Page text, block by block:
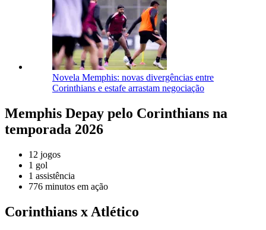
Novela Memphis: novas divergências entre
Corinthians e estafe arrastam negociação
Memphis Depay pelo Corinthians na
temporada 2026
12 jogos
1 gol
1 assistência
776 minutos em ação
Corinthians x Atlético